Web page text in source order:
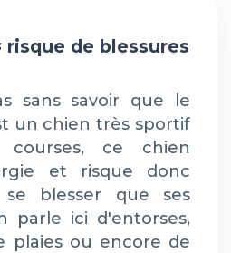
risque de blessures
sans savoir que le
un chien très sportif
ce chien
et risque donc
blesser que ses
parle ici d'entorses,
plaies ou encore de